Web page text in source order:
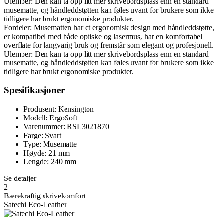
musematte, og håndleddstøtten kan føles uvant for brukere som ikke
tidligere har brukt ergonomiske produkter.
Fordeler: Musematten har et ergonomisk design med håndleddstøtte,
er kompatibel med både optiske og lasermus, har en komfortabel
overflate for langvarig bruk og fremstår som elegant og profesjonell.
Ulemper: Den kan ta opp litt mer skrivebordsplass enn en standard
musematte, og håndleddstøtten kan føles uvant for brukere som ikke
tidligere har brukt ergonomiske produkter.
Spesifikasjoner
Produsent: Kensington
Modell: ErgoSoft
Varenummer: RSL3021870
Farge: Svart
Type: Musematte
Høyde: 21 mm
Lengde: 240 mm
Se detaljer
2
Bærekraftig skrivekomfort
Satechi Eco-Leather